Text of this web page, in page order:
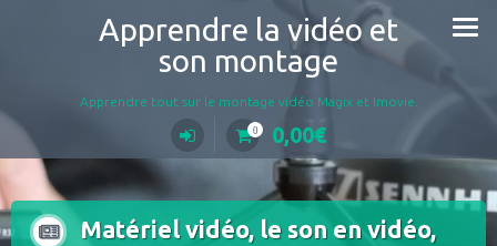
Apprendre la vidéo et
son montage
Apprendre tout sur le montage vidéo Magix et Imovie.
0 0,00€
Matériel vidéo, le son en vidéo,